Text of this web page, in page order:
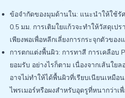
ข้อจำกัดของมุมด้านใน: แนะนำให้ใช้
0.5 มม. การเติมใยแก้วจะทำให้วัสดุเป
เพียงพอเพื่อหลีกเลี่ยงการกระจุกตัวของ
การตกแต่งพื้นผิว: การทาสี การเคลือบ
ยอมรับ อย่างไรก็ตาม เนื่องจากเส้นใย
อาจไม่ทำให้ได้พื้นผิวที่เรียบเนียนเหมือ
ไพรเมอร์หรือผงสำหรับอุดรูที่หนากว่าเ